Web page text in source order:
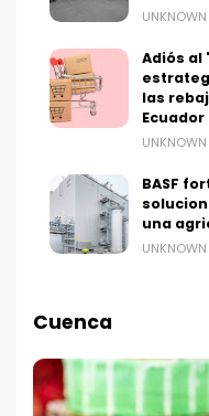
UNKNOWN
Adiós al
las
Ecuador
UNKNOWN
BASF
una
UNKNOWN
Cuenca